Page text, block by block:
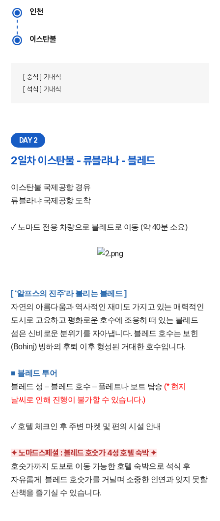
인천
이스탄불
[ 중식 ] 기내식
[ 석식 ] 기내식
DAY 2
2일차 이스탄불 - 류블랴나 - 블레드
이스탄불 국제공항 경유
류블라냐 국제공항 도착
✓ 노마드 전용 차량으로 블레드로 이동 (약 40분 소요)
[ ‘알프스의 진주‘라 불리는 블레드 ]
자연의 아름다움과 역사적인 재미도 가지고 있는 매력적인
도시로 고요하고 평화로운 호수에 조용히 떠 있는 블레드
섬은 신비로운 분위기를 자아냅니다. 블레드 호수는 보힌
(Bohinj) 빙하의 후퇴 이후 형성된 거대한 호수입니다.​
■ 블레드 투어
블레드 성 – 블레드 호수 – 플레트나 보트 탑승 (* 현지
날씨로 인해 진행이 불가할 수 있습니다.)
✓ 호텔 체크인 후 주변 마켓 및 편의 시설 안내
✦ 노마드스페셜 : 블레드 호숫가 4성 호텔 숙박 ✦
호숫가까지 도보로 이동 가능한 호텔 숙박으로 석식 후
자유롭게 블레드 호숫가를 거닐며 소중한 인연과 잊지 못할
산책을 즐기실 수 있습니다.